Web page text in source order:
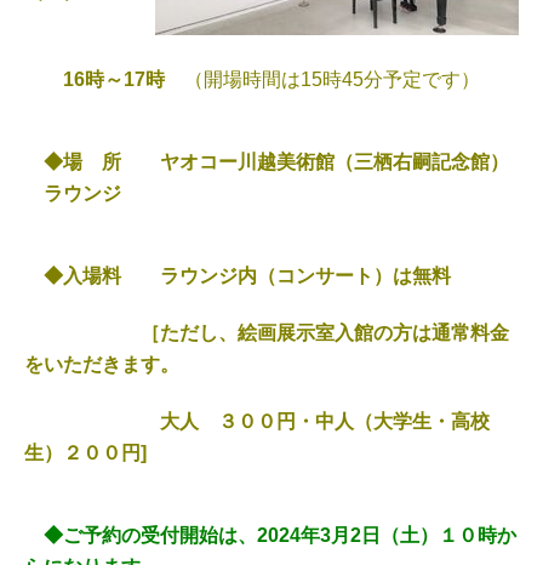
16時～17時（開場時間は15時45分予定です）
◆場 所 ヤオコー川越美術館（三栖右嗣記念館）
ラウンジ
◆入場料 ラウンジ内（コンサート）は無料
［ただし、絵画展示室入館の方は通常料金
をいただきます。
大人 ３００円・中人（大学生・高校
生）２００円]
◆ご予約の受付開始は、2024年3月2 日（土）１０時か